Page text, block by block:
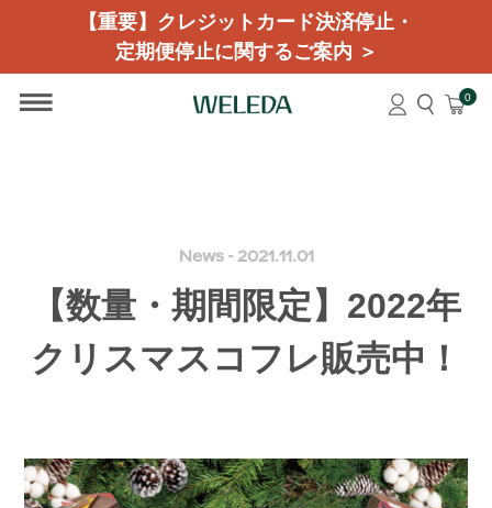
【重要】クレジットカード決済停止・
定期便停止に関するご案内 ＞
0
News - 2021.11.01
【数量・期間限定】2022年
クリスマスコフレ販売中！